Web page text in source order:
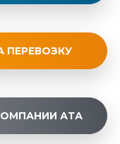
ПЕРЕВОЗКУ
АТА